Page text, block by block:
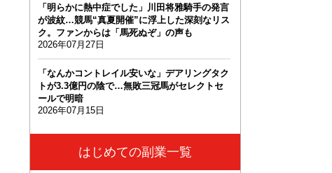
「明らかに熱中症でした」川田将雅騎手の発言
が波紋…競馬“真夏開催”に浮上した深刻なリス
ク。ファンからは「馬死ぬぞ」の声も
2026年07月27日
「なんかコントレイル安いな」デアリングタク
トが3.3億円の陰で…無敗三冠馬がセレクトセ
ールで明暗
2026年07月15日
はじめての副業一覧